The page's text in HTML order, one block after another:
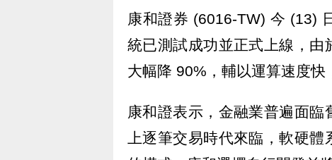
康和證券 (6016-TW) 今 (13)
統已測試成功並正式上線，由
大幅降 90%，輔以運算速度快
康和證表示，金融業普遍面
上逐筆交易時代來臨，軟硬